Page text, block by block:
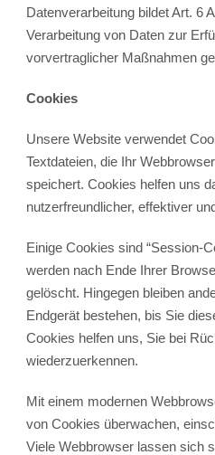
Datenverarbeitung bildet Art. 6
Verarbeitung von Daten zur
vorvertraglicher Maßnahmen
Cookies
Unsere Website verwendet
Textdateien, die Ihr
speichert. Cookies helfen uns
nutzerfreundlicher, effektiver
Einige Cookies sind “Session-
werden nach Ende Ihrer
gelöscht. Hingegen bleiben
Endgerät bestehen, bis Sie
Cookies helfen uns, Sie bei
wiederzuerkennen.
Mit einem modernen
von Cookies überwachen,
Viele Webbrowser lassen sich